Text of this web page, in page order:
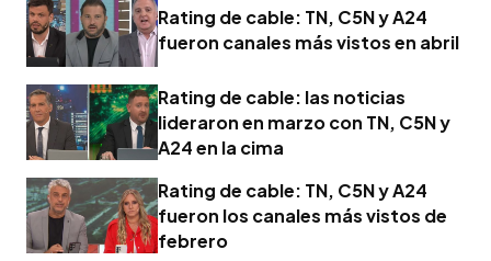
Rating de cable: TN, C5N y A24
fueron canales más vistos en abril
Rating de cable: las noticias
lideraron en marzo con TN, C5N y
A24 en la cima
Rating de cable: TN, C5N y A24
fueron los canales más vistos de
febrero